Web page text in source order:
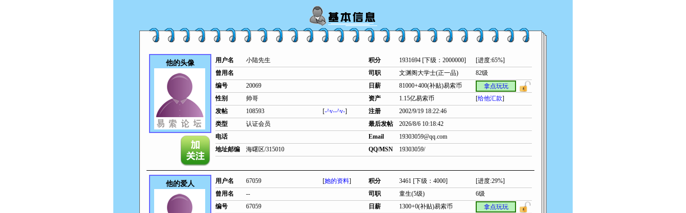
他的头像 用户名 小陆先生 积分 1931694 [下级：2000000]
[进度:65%]
曾用名
司职 文渊阁大学士(正一品)
82级
编号
20069 日薪 81000+400(补贴)易索币
拿点玩玩
性别
帅哥 资产 1.15亿易索币 [给他汇款]
发帖
108593 [-^v--^v-] 注册
2002/9/19 18:22:46
类型
认证会员 最后发帖
2026/8/6 10:18:42
电话
Email
19303059@qq.com
地址邮编
海曙区/315010 QQ/MSN 19303059/
他的爱人 用户名 67059 [她的资料] 积分 3461 [下级：4000]
[进度:29%]
曾用名
-- 司职 童生(5级)
6级
编号
67059 日薪 1300+0(补贴)易索币
拿点玩玩